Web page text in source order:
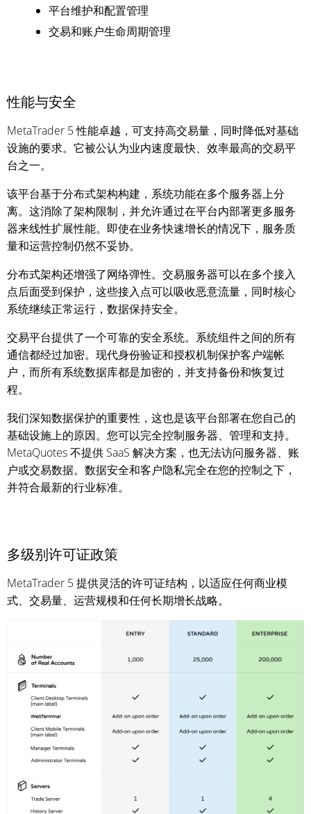
平台维护和配置管理
交易和账户生命周期管理
性能与安全
MetaTrader 5 性能卓越，可支持高交易量，同时降低对基础
设施的要求。它被公认为业内速度最快、效率最高的交易平
台之一。
该平台基于分布式架构构建，系统功能在多个服务器上分
离。这消除了架构限制，并允许通过在平台内部署更多服务
器来线性扩展性能。即使在业务快速增长的情况下，服务质
量和运营控制仍然不妥协。
分布式架构还增强了网络弹性。交易服务器可以在多个接入
点后面受到保护，这些接入点可以吸收恶意流量，同时核心
系统继续正常运行，数据保持安全。
交易平台提供了一个可靠的安全系统。系统组件之间的所有
通信都经过加密。现代身份验证和授权机制保护客户端帐
户，而所有系统数据库都是加密的，并支持备份和恢复过
程。
我们深知数据保护的重要性，这也是该平台部署在您自己的
基础设施上的原因。您可以完全控制服务器、管理和支持。
MetaQuotes 不提供 SaaS 解决方案，也无法访问服务器、账
户或交易数据。数据安全和客户隐私完全在您的控制之下，
并符合最新的行业标准。
多级别许可证政策
MetaTrader 5 提供灵活的许可证结构，以适应任何商业模
式、交易量、运营规模和任何长期增长战略。